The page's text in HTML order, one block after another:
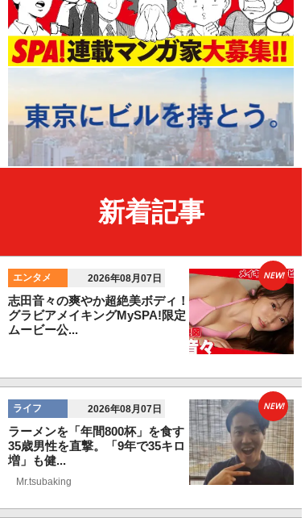
新着記事
エンタメ 2026年08月07日
志田音々の爽やか超絶美ボディ！
グラビアメイキングMySPA!限定
ムービー公...
NEW!
ライフ 2026年08月07日
ラーメンを「年間800杯」を食す
35歳男性を直撃。「9年で35キロ
増」も健...
Mr.tsubaking
NEW!